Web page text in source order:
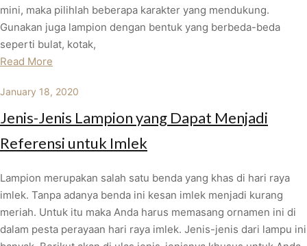
mini, maka pilihlah beberapa karakter yang mendukung.
Gunakan juga lampion dengan bentuk yang berbeda-beda
seperti bulat, kotak,
Read More
January 18, 2020
Jenis-Jenis Lampion yang Dapat Menjadi
Referensi untuk Imlek
Lampion merupakan salah satu benda yang khas di hari raya
imlek. Tanpa adanya benda ini kesan imlek menjadi kurang
meriah. Untuk itu maka Anda harus memasang ornamen ini di
dalam pesta perayaan hari raya imlek. Jenis-jenis dari lampu ini